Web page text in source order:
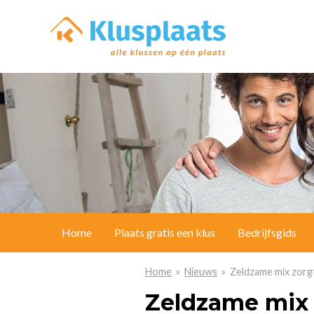
Home Plaats gratis een klus Bedrijfsgids
Home » Nieuws » Zeldzame mix
Zeldzame